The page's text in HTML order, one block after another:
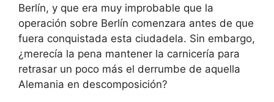
Berlín, y que era muy improbable que la
operación sobre Berlín comenzara antes de que
fuera conquistada esta ciudadela. Sin embargo,
¿merecía la pena mantener la carnicería para
retrasar un poco más el derrumbe de aquella
Alemania en descomposición?